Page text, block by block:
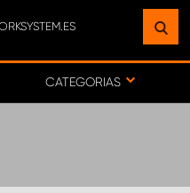
CATEGORIAS
INSTALACIÓN
USTED